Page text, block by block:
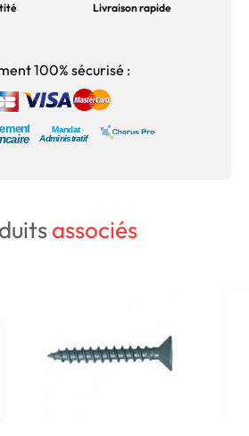
Livraison rapide
100% sécurisé :
associés